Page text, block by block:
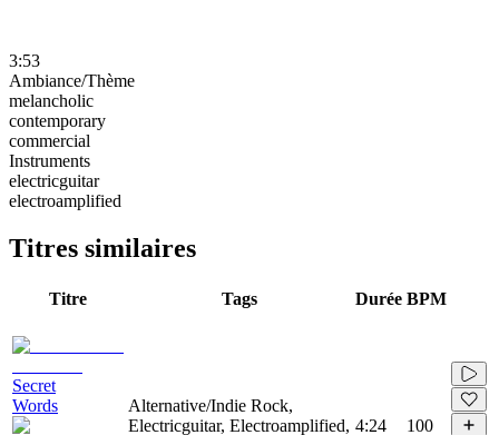
3:53
Ambiance/Thème
melancholic
contemporary
commercial
Instruments
electricguitar
electroamplified
Titres similaires
Titre Tags Durée BPM
Secret
Words
Alternative/Indie Rock,
Electricguitar, Electroamplified, 4:24 100